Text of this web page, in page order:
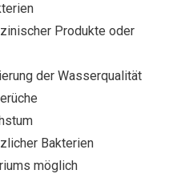
Produkte oder
der Wasserqualität
Bakterien
möglich